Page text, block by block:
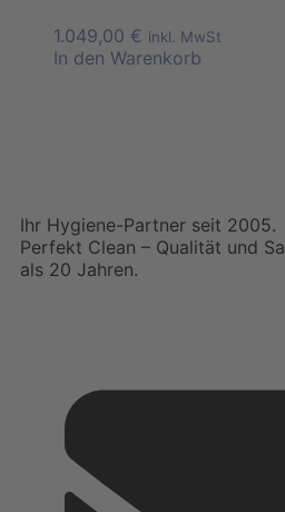
1.049,00 € inkl. MwSt
In den Warenkorb
Ihr Hygiene-Partner seit 2005.
Perfekt Clean – Qualität und
als 20 Jahren.